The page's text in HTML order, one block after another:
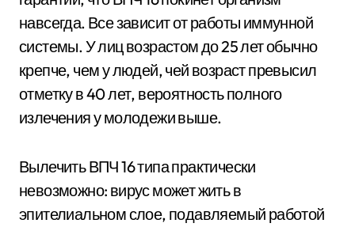
навсегда. Все зависит от работы иммунной
системы. У лиц возрастом до 25 лет обычно
крепче, чем у людей, чей возраст превысил
отметку в 40 лет, вероятность полного
излечения у молодежи выше.
Вылечить ВПЧ 16 типа практически
невозможно: вирус может жить в
эпителиальном слое, подавляемый работой